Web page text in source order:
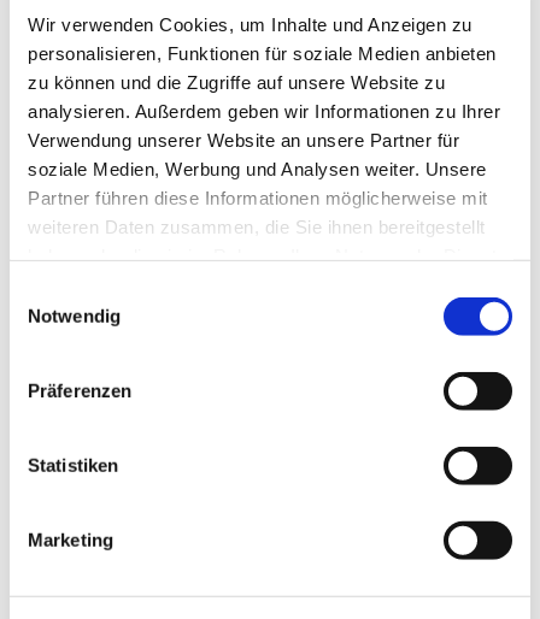
Wir verwenden Cookies, um Inhalte und Anzeigen zu
personalisieren, Funktionen für soziale Medien anbieten
zu können und die Zugriffe auf unsere Website zu
analysieren. Außerdem geben wir Informationen zu Ihrer
Verwendung unserer Website an unsere Partner für
soziale Medien, Werbung und Analysen weiter. Unsere
Partner führen diese Informationen möglicherweise mit
weiteren Daten zusammen, die Sie ihnen bereitgestellt
Notwendig
Präferenzen
Statistiken
Marketing
Dies könnte Sie auch
interessieren